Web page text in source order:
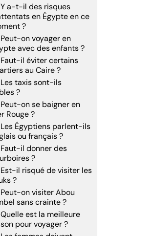
Y a-t-il des risques
en Égypte en ce
?
Peut-on voyager en
avec des enfants ?
Faut-il éviter certains
au Caire ?
Les taxis sont-ils
?
Peut-on se baigner en
Rouge ?
Les Égyptiens parlent-ils
ou français ?
Faut-il donner des
?
Est-il risqué de visiter les
?
Peut-on visiter Abou
sans crainte ?
Quelle est la meilleure
pour voyager ?